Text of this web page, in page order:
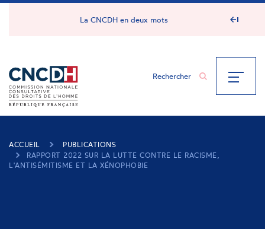
Panneau de gestion des cookies
La CNCDH en deux mots
ACCUEIL
PUBLICATIONS
RAPPORT 2022 SUR LA LUTTE CONTRE LE RACISME,
L'ANTISÉMITISME ET LA XÉNOPHOBIE